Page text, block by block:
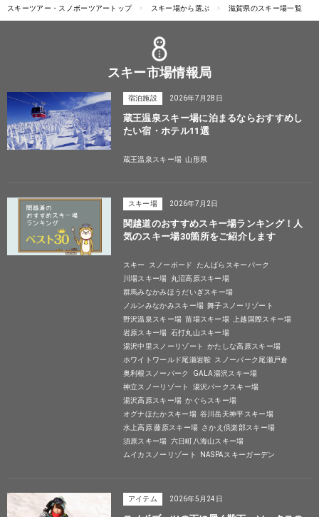
スキーツアー・スノボーツアートップ スキー場から選ぶ 滋賀県のスキー場一覧
スキー市場情報局
宿泊施設 2026年7月28日
蔵王温泉スキー場に泊まるならおすすめし
たい宿・ホテル11選
蔵王温泉スキー場 山形県
スキー場 2026年7月2日
関越道のおすすめスキー場ランキング！人
気のスキー場30箇所をご紹介します
スキー スノーボード
たんばらスキーパーク
川場スキー場
丸沼高原スキー場
群馬みなかみほうだいぎスキー場
ノルンみなかみスキー場 舞子スノーリゾート
野沢温泉スキー場 苗場スキー場
上越国際スキー場
岩原スキー場 石打丸山スキー場
湯沢中里スノーリゾート
かたしな高原スキー場
ホワイトワールド尾瀬岩鞍 スノーパーク尾瀬戸倉
奥利根スノーパーク
GALA湯沢スキー場
神立スノーリゾート
湯沢パークスキー場
湯沢高原スキー場 かぐらスキー場
オグナほたかスキー場 谷川岳天神平スキー場
水上高原 藤原スキー場 さかえ倶楽部スキー場
須原スキー場 六日町八海山スキー場
ムイカスノーリゾート
NASPAスキーガーデン
アイテム 2026年5月24日